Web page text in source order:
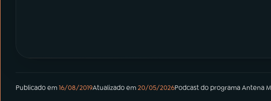
Publicado em16/08/2019Atualizado em20/05/2026Podcastdo programaAntena